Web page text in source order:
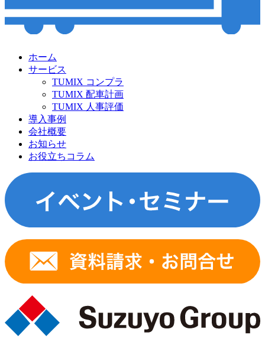
ホーム
サービス
TUMIX コンプラ
TUMIX 配車計画
TUMIX 人事評価
導入事例
会社概要
お知らせ
お役立ちコラム